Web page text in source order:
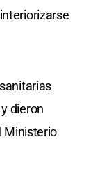
dieron
Ministerio